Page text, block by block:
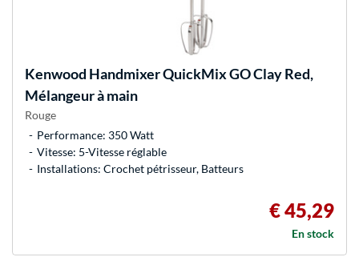
Kenwood Handmixer QuickMix GO Clay Red,
Mélangeur à main
Rouge
Performance: 350 Watt
Vitesse: 5-Vitesse réglable
Installations: Crochet pétrisseur, Batteurs
€ 45,29
En stock